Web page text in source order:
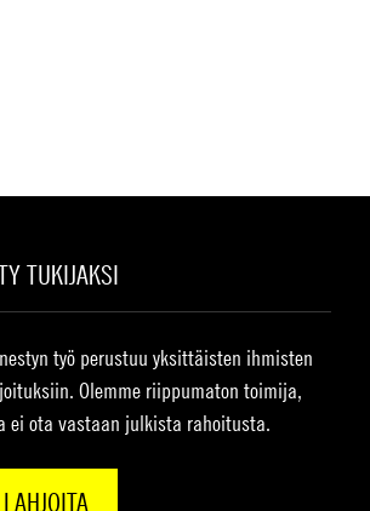
TUKIJAKSI
työ perustuu yksittäisten ihmisten
Olemme riippumaton toimija,
ei ota vastaan julkista rahoitusta.
LAHJOITA